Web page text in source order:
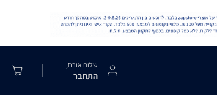
שלום אורח,
התחבר